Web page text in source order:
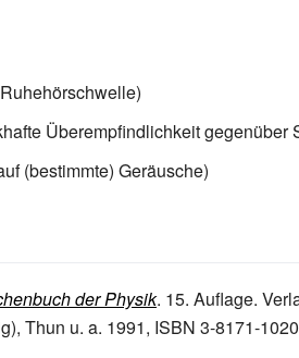
Überempfindlichkeit gegenüber
(bestimmte) Geräusche)
der Physik. 15. Auflage.
Thun u. a. 1991, ISBN 3-8171-